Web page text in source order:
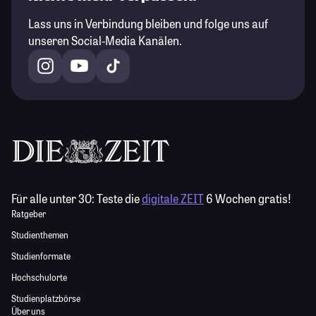
Lass uns in Verbindung bleiben und folge uns auf
unseren Social-Media Kanälen.
Für alle unter 30:Teste diedigitale ZEIT6 Wochen gratis!
Ratgeber
Studienthemen
Studienformate
Hochschulorte
Studienplatzbörse
Über uns